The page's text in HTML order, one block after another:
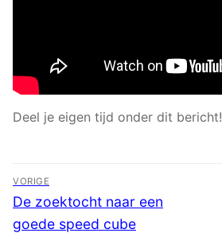
Deel je eigen tijd onder dit bericht!
Bericht
navigatie
VORIGE
Vorig
bericht:
De zoektocht naar een
goede speed cube